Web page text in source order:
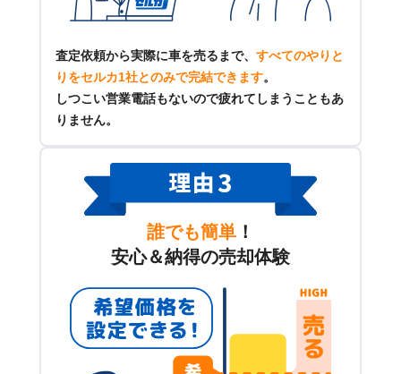
査定依頼から実際に車を売るまで、 すべてのやりと
りをセルカ1社とのみで完結できます。
しつこい営業電話もないので疲れてしまうこともあ
りません。
誰でも簡単 ！
安心＆納得の売却体験